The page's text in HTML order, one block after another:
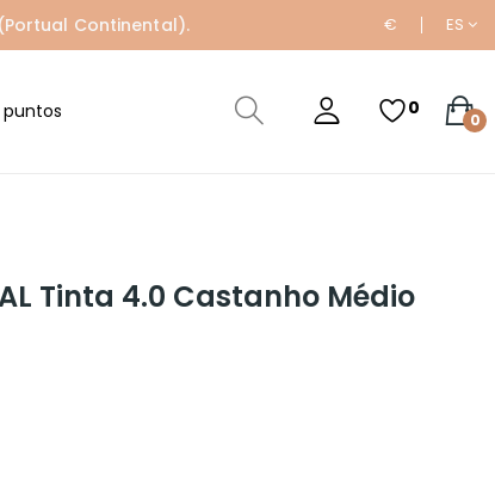
Continental). € ES
0
0
Tinta 4.0 Castanho Médio